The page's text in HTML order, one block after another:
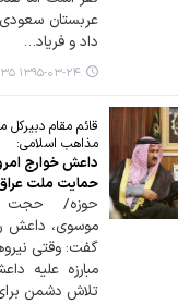
عربستان
داد و فریاد…
۱۳۹۵-۰۳-۲۴ ۲۲:۳۵
قائم مقام
مذاهب اسلامی:
داعش خوارج
حمایت ملت
حوزه/ حجت
موسوی، داعش
گفت: وقتی
مبارزه علیه
تلاش دشمن